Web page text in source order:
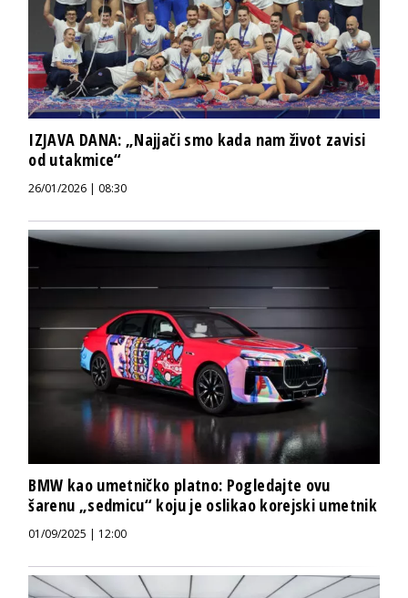
IZJAVA DANA: „Najjači smo kada nam život zavisi
od utakmice“
26/01/2026 | 08:30
BMW kao umetničko platno: Pogledajte ovu
šarenu „sedmicu“ koju je oslikao korejski umetnik
01/09/2025 | 12:00